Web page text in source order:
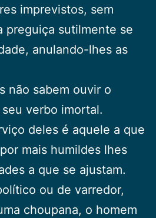
imprevistos, sem
preguiça sutilmente se
anulando-lhes as
não sabem ouvir o
verbo imortal.
deles é aquele a que
mais humildes lhes
a que se ajustam.
ou de varredor,
choupana, o homem